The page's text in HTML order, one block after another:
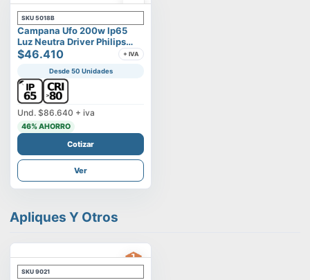
SKU 5018B
Campana Ufo 200w Ip65
Luz Neutra Driver Philips
Modelo Eltanin
$46.410 + IVA
Desde 50 Unidades
Und. $86.640 + iva
46% AHORRO
Cotizar
Ver
Apliques Y Otros
SKU 9021